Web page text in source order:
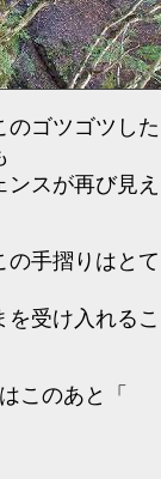
のゴツゴツした
スが再び見え
の手摺りはとて
受け入れるこ
このあと「